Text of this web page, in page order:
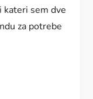
kateri sem dve
za potrebe